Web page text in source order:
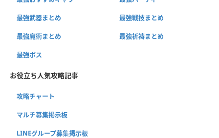
最強武器まとめ 最強戦技まとめ
最強魔術まとめ 最強祈祷まとめ
最強ボス
お役立ち人気攻略記事
攻略チャート
マルチ募集掲示板
LINEグループ募集掲示板